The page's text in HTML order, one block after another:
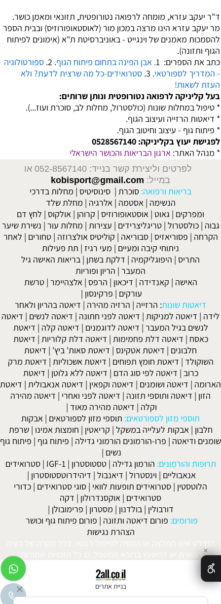
ד"ר יעקב עזרא, מומחה לרפואה נטורופטית, תזונאי ומאמן כושר.
מר יעקב עזרא הינו מרצה במכון מור (לאוסטאופורוזיס) ובבית הספר
להסמכות מאמנים של וינגייט - באוניברסיטת ת"א (אימונים לפיתוח
הגוף ותזונה).
כתב את הספרים: 1
. אבן הפינה בתחום פיתוח הגוף. 2.
ספורטולוגיה
- המדריך לספורטאי. 3.
סטרואידים-כל מה שרצית לדעת? ולא
העזת לשאות!
בעל קליניקה לרפואה נטורופטית ונותן שרותים:
* טיפול במחלות שונות (כולסטרול, מחלות לב, סוכרת ועוז...).
* דיאטות הרזייה ועיצוב הגוף.
* פיתוח גוף - עיצוב וחיטוב הגוף.
לפגישת יעוץ בקליניקה: 0528567140
* מנהל האתר: ארגון הבריאות והכושר הישראלי
לפרטים וליצירת קשר בנייד: 052-8567140
או
במייל: kobisport@gmail.com
בריאות ורפואה: סוכרת | סינוסיטיס | מחלות בדרכי
הנשימה | אסטמה | אלרגיה | מחלת שלד
ומפרקים | גאוט | אוסטאופורוזיס | קרוהן | אולקוס | לחץ דם
גבוה |כולסטרול |טריגליצרידים | עצירות | מחלות עור | נשירת שיער
הקרחה | פסוריאזיס |סבוריאה | קוליטיס אולצרוזה |טחורים | לאחר
ניתוחי קיבה ומעיים | מעי רגיז | תת פעילות
התריס | היפוגליקמיה | דלקת בשתן | בריאות האישה גיל
המעבר | הריון ופוריות
האישה | קאנדידה | דיכאון | הרפס | אלצהיימר |טרשת
עורקים | פרקינסון |
דיאטות שונות: הרזייה | הרזיה מהירה | דיאטה בהריון ולאחר
לידה | דיאטה למניקות | דיאטה לפני חתונה | דיאטה לנשים | דיאטה
לנשים בגיל המעבר | דיאטה לדוגמנים | דיאטה קלה | דיאטת
כאסח | דיאטה דלת פחמימות | דיאטה דלת קלוריות | דיאטת
חלבונים | דיאטת אטקינס | דיאטת סאות' ביץ' | דיאטת
השוקולד | דיאטת חומץ תפוחים | דיאטת אשכוליות | דיאטת מרק
כרוב | דיאטה לפי סוג הדם | דיאטה ללא גלוטן | דיאטת
הארומה | דיאטה ושומנים | דיאטה וקפאין | דיאטה אנאבולית | דיאטת
הזון | דיאטה ותוספי תזונה | דיאטה לפני ואחרי | דיאטה מהירה
וקלה | דיאטה מהירה מאוד |
תוספי מזון לספורטאים: תוספי מזון לספורטאים | אבקות
חלבון | אבקות לעלייה במשקל | קריאטין | חומצות אמינו |שרפת
שומנים ודיאטה | פרו-הורמונים הורמוני גדילה | פיתוח גוף | פיתוח גוף
נשים |
תרופות והורמונים: הורמון גדילה |טסטוסטרון |
IGF-1
|סטרואידים
אנאבוליים | וינסטרול | דיאנבול | דיהידרוטסטוסטרון |
הלוטסטין | סטרואידים תופעות לוואי | סוגי סטרואידים | כדורי
סטרואידים | אוקסנדרולון | דקה
דורבולין | בולדנון | מסטרון | פרימובולן |
פורומים: פורום דיאטה ותזונה | פורום פיתוח גוף וכושר
הצהרת נגישות
המידע אינו המלצה או התוויה לטיפול רפואי. בכל מקרה של בעיה
רפואית יש להיוועץ ברופא המטפל. © כל הזכויות שמורות.
בניית אתרים
✕